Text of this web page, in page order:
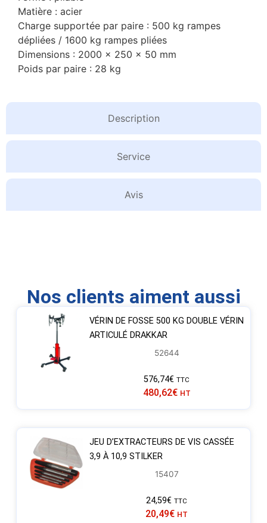
Description
Service
Avis
Matière : acier
Charge supportée par paire : 500 kg rampes
dépliées / 1600 kg rampes pliées
Dimensions : 2000 x 250 x 50 mm
Poids par paire : 28 kg
Nos clients aiment aussi
VÉRIN DE FOSSE 500 KG DOUBLE VÉRIN
ARTICULÉ DRAKKAR
52644
576,74€ TTC
480,62€ HT
JEU D’EXTRACTEURS DE VIS CASSÉE
3,9 À 10,9 STILKER
15407
24,59€ TTC
20,49€ HT